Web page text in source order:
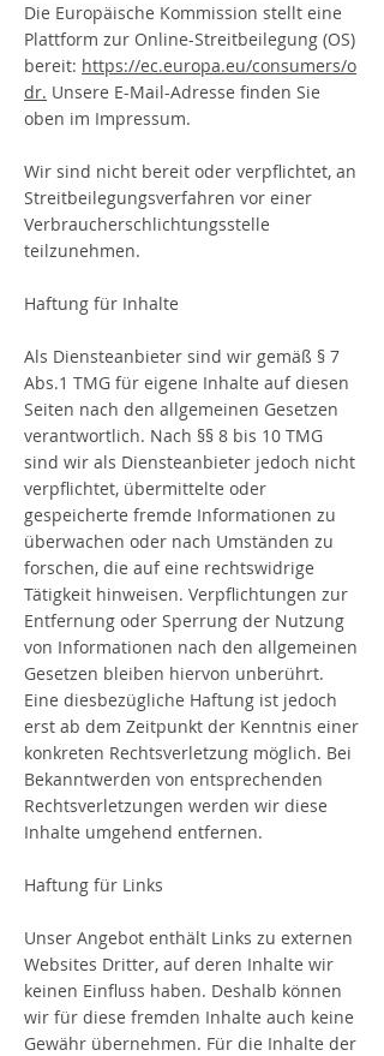
Die Europäische Kommission stellt eine
Plattform zur Online-Streitbeilegung (OS)
bereit: https://ec.europa.eu/consumers/o
dr. Unsere E-Mail-Adresse finden Sie
oben im Impressum.
Wir sind nicht bereit oder verpflichtet, an
Streitbeilegungsverfahren vor einer
Verbraucherschlichtungsstelle
teilzunehmen.
Haftung für Inhalte
Als Diensteanbieter sind wir gemäß § 7
Abs.1 TMG für eigene Inhalte auf diesen
Seiten nach den allgemeinen Gesetzen
verantwortlich. Nach §§ 8 bis 10 TMG
sind wir als Diensteanbieter jedoch nicht
verpflichtet, übermittelte oder
gespeicherte fremde Informationen zu
überwachen oder nach Umständen zu
forschen, die auf eine rechtswidrige
Tätigkeit hinweisen. Verpflichtungen zur
Entfernung oder Sperrung der Nutzung
von Informationen nach den allgemeinen
Gesetzen bleiben hiervon unberührt.
Eine diesbezügliche Haftung ist jedoch
erst ab dem Zeitpunkt der Kenntnis einer
konkreten Rechtsverletzung möglich. Bei
Bekanntwerden von entsprechenden
Rechtsverletzungen werden wir diese
Inhalte umgehend entfernen.
Haftung für Links
Unser Angebot enthält Links zu externen
Websites Dritter, auf deren Inhalte wir
keinen Einfluss haben. Deshalb können
wir für diese fremden Inhalte auch keine
Gewähr übernehmen. Für die Inhalte der